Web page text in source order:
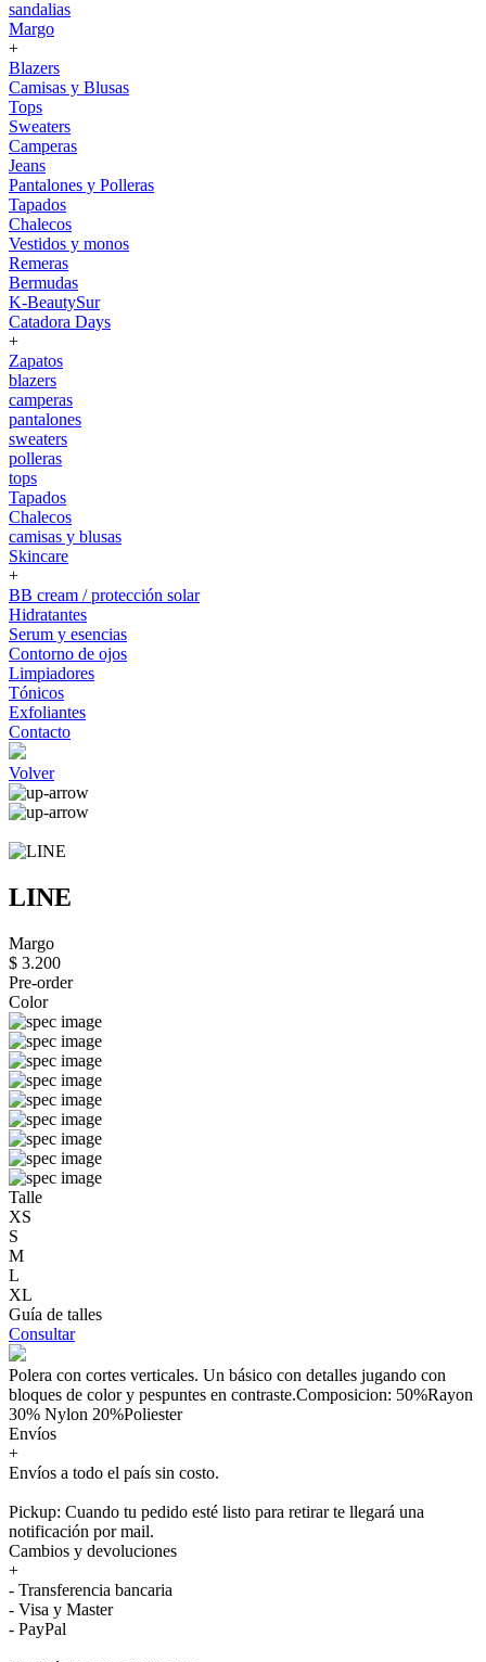
sandalias
Margo
+
Blazers
Camisas y Blusas
Tops
Sweaters
Camperas
Jeans
Pantalones y Polleras
Tapados
Chalecos
Vestidos y monos
Remeras
Bermudas
K-BeautySur
Catadora Days
+
Zapatos
blazers
camperas
pantalones
sweaters
polleras
tops
Tapados
Chalecos
camisas y blusas
Skincare
+
BB cream / protección solar
Hidratantes
Serum y esencias
Contorno de ojos
Limpiadores
Tónicos
Exfoliantes
Contacto
Volver
LINE
Margo
$ 3.200
Pre-order
Color
Talle
XS
S
M
L
XL
Guía de talles
Consultar
Polera con cortes verticales. Un básico con detalles jugando con
bloques de color y pespuntes en contraste.Composicion: 50%Rayon
30% Nylon 20%Poliester
Envíos
+
Envíos a todo el país sin costo.
Pickup: Cuando tu pedido esté listo para retirar te llegará una
notificación por mail.
Cambios y devoluciones
+
- Transferencia bancaria
- Visa y Master
- PayPal